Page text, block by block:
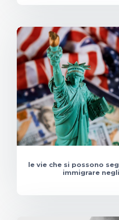
le vie che si possono
immigrare